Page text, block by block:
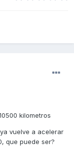
kilometros
vuelve a acelerar
que puede ser?